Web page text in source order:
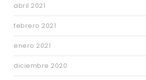
abril 2021
febrero 2021
enero 2021
diciembre 2020